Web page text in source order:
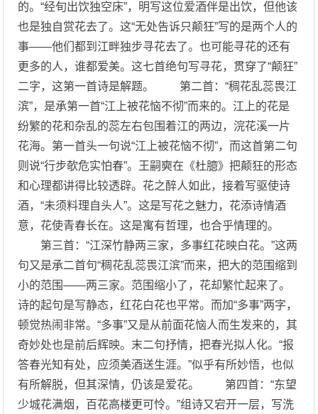
的。“经旬出饮独空床”，明写这位爱酒伴是出饮，但他该
也是独自赏花去了。这“无处告诉只颠狂”写的是两个人的
事——他们都到江畔独步寻花去了。也可能寻花的还有
更多的人，谁都爱美。这七首绝句写寻花，贯穿了“颠狂”
二字，这第一首诗是解题。 第二首：“稠花乱蕊畏江
滨”，是承第一首“江上被花恼不彻”而来的。江上的花是
纷繁的花和杂乱的蕊左右包围着江的两边，浣花溪一片
花海。第一首头一句说“江上被花恼不彻”，而这首第二句
则说“行步欹危实怕春”。王嗣奭在《杜臆》把颠狂的形态
和心理都讲得比较透辟。花之醉人如此，接着写驱使诗
酒，“未须料理自头人”。这是写花之魅力，花添诗情酒
意，花使青春长在。这是寓有哲理，也合乎情理的。
第三首：“江深竹静两三家，多事红花映白花。”这两
句又是承二首句“稠花乱蕊畏江滨”而来，把大的范围缩到
小的范围——两三家。范围缩小了，花却繁忙起来了。
诗的起句是写静态，红花白花也平常。而加“多事”两字，
顿觉热闹非常。“多事”又是从前面花恼人而生发来的，其
奇妙处也是前后辉映。末二句抒情，把春光拟人化。“报
答春光知有处，应须美酒送生涯。”似乎有所妙悟，也似
有所解脱，但其深情，仍该是爱花。 第四首：“东望
少城花满烟，百花高楼更可怜。”组诗又宕开一层，写洗